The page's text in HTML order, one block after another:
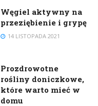
Węgiel aktywny na
przeziębienie i grypę
14 LISTOPADA 2021
Prozdrowotne
rośliny doniczkowe,
które warto mieć w
domu